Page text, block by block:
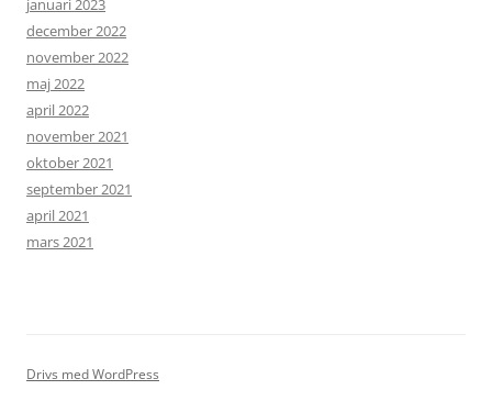
januari 2023
december 2022
november 2022
maj 2022
april 2022
november 2021
oktober 2021
september 2021
april 2021
mars 2021
Drivs med WordPress